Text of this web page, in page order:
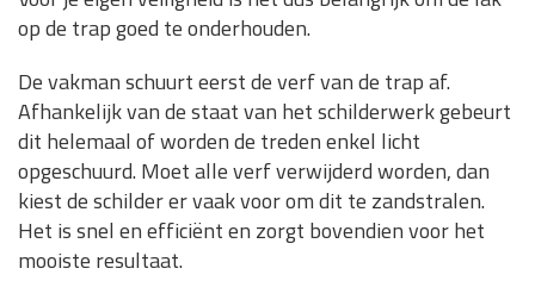
op de trap goed te onderhouden.
De vakman schuurt eerst de verf van de trap af.
Afhankelijk van de staat van het schilderwerk gebeurt
dit helemaal of worden de treden enkel licht
opgeschuurd. Moet alle verf verwijderd worden, dan
kiest de schilder er vaak voor om dit te zandstralen.
Het is snel en efficiënt en zorgt bovendien voor het
mooiste resultaat.